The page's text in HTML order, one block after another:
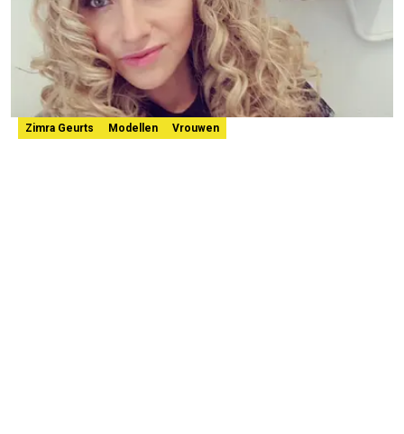
Zimra Geurts Modellen Vrouwen